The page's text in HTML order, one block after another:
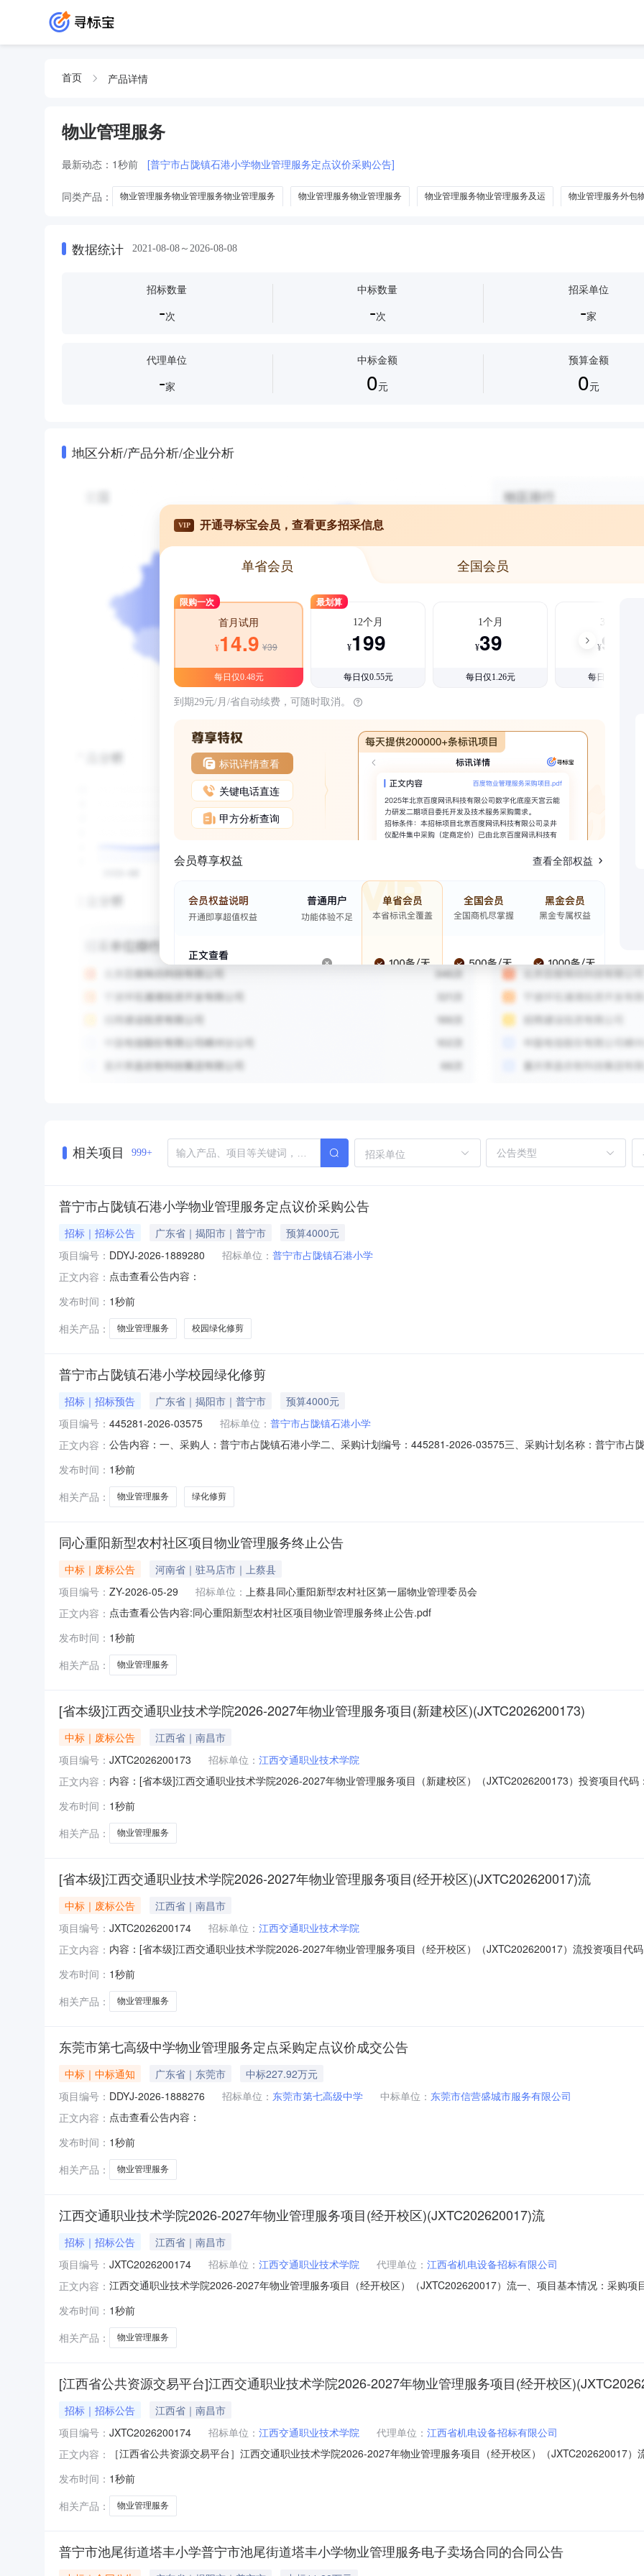
首页 产品详情
物业管理服务
最新动态： 1秒前 [普宁市占陇镇石港小学物业管理服务定点议价采购公告]
同类产品： 物业管理服务物业管理服务物业管理服务 物业管理服务物业管理服务 物业管理服务物业管理服务及运 物业管理服务外包
数据统计 2021-08-08～2026-08-08
招标数量
-次
中标数量
-次
招采单位
-家
代理单位
-家
中标金额
0元
预算金额
0元
地区分析/产品分析/企业分析
VIP 开通寻标宝会员，查看更多招采信息
单省会员 全国会员
限购一次
首月试用
¥14.9 ¥39
每日仅0.48元
最划算
12个月
¥199
每日仅0.55元
1个月
¥39
每日仅1.26元
3个月
¥99
每日仅1.08元
到期29元/月/省自动续费，可随时取消。
标讯详情查看
关键电话直连
甲方分析查询
会员尊享权益 查看全部权益
相关项目 999+ 招采单位
普宁市占陇镇石港小学物业管理服务定点议价采购公告
招标｜招标公告 广东省｜揭阳市｜普宁市
预算4000元
项目编号： DDYJ-2026-1889280 招标单位： 普宁市占陇镇石港小学
正文内容： 点击查看公告内容：
发布时间： 1秒前
相关产品：
物业管理服务 校园绿化修剪
普宁市占陇镇石港小学校园绿化修剪
招标｜招标预告 广东省｜揭阳市｜普宁市
预算4000元
项目编号： 445281-2026-03575 招标单位： 普宁市占陇镇石港小学
正文内容： 公告内容：一、采购人：普宁市占陇镇石港小学二、采购计划编号：445281-2026-03575三、采购计划名称：普宁市占
发布时间： 1秒前
相关产品：
物业管理服务 绿化修剪
同心重阳新型农村社区项目物业管理服务终止公告
中标｜废标公告
河南省｜驻马店市｜上蔡县
项目编号： ZY-2026-05-29 招标单位： 上蔡县同心重阳新型农村社区第一届物业管理委员会
正文内容： 点击查看公告内容:同心重阳新型农村社区项目物业管理服务终止公告.pdf
发布时间： 1秒前
相关产品：
物业管理服务
[省本级]江西交通职业技术学院2026-2027年物业管理服务项目(新建校区)(JXTC2026200173)
中标｜废标公告
江西省｜南昌市
项目编号： JXTC2026200173 招标单位： 江西交通职业技术学院
正文内容： 内容：[省本级]江西交通职业技术学院2026-2027年物业管理服务项目（新建校区）（JXTC2026200173）投资项目代
西交通职业技术学院2026-2027年物业管理服务项目（新建校区）二、项目流标的原因：实质性响应文件的供应商不足
次公
发布时间： 1秒前
相关产品：
物业管理服务
[省本级]江西交通职业技术学院2026-2027年物业管理服务项目(经开校区)(JXTC202620017)流
中标｜废标公告
江西省｜南昌市
项目编号： JXTC2026200174 招标单位： 江西交通职业技术学院
正文内容： 内容：[省本级]江西交通职业技术学院2026-2027年物业管理服务项目（经开校区）（JXTC202620017）流投资项目代
西交通职业技术学院2026-2027年物业管理服务项目（经开校区）二、项目流标的原因：实质性响应文件的供应商不足
次公
发布时间： 1秒前
相关产品：
物业管理服务
东莞市第七高级中学物业管理服务定点采购定点议价成交公告
中标｜中标通知 广东省｜东莞市
中标227.92万元
项目编号： DDYJ-2026-1888276 招标单位： 东莞市第七高级中学 中标单位： 东莞市信营盛城市服务有限公司
正文内容： 点击查看公告内容：
发布时间： 1秒前
相关产品：
物业管理服务
江西交通职业技术学院2026-2027年物业管理服务项目(经开校区)(JXTC202620017)流
招标｜招标公告
江西省｜南昌市
项目编号： JXTC2026200174 招标单位： 江西交通职业技术学院 代理单位： 江西省机电设备招标有限公司
正文内容： 江西交通职业技术学院2026-2027年物业管理服务项目（经开校区）（JXTC202620017）流一、项目基本情况：采购
出询问，请按以下方式联系：1.采购人信息采购人名称：江西交通职业技术学院采购人地址：江西省南昌市经济技术开
发布时间： 1秒前
相关产品：
物业管理服务
[江西省公共资源交易平台]江西交通职业技术学院2026-2027年物业管理服务项目(经开校区
招标｜招标公告
江西省｜南昌市
项目编号： JXTC2026200174 招标单位： 江西交通职业技术学院 代理单位： 江西省机电设备招标有限公司
正文内容：
［江西省公共资源交易平台］江西交通职业技术学院2026-2027年物业管理服务项目（经开校区）（JXTC202620017
宜：无四、凡对本次公告内容提出询问，请按以下方式联系：1.采购人信息采购人名称：江西交通职业技术学院采购人
联
发布时间： 1秒前
相关产品：
物业管理服务
普宁市池尾街道塔丰小学普宁市池尾街道塔丰小学物业管理服务电子卖场合同的合同公告